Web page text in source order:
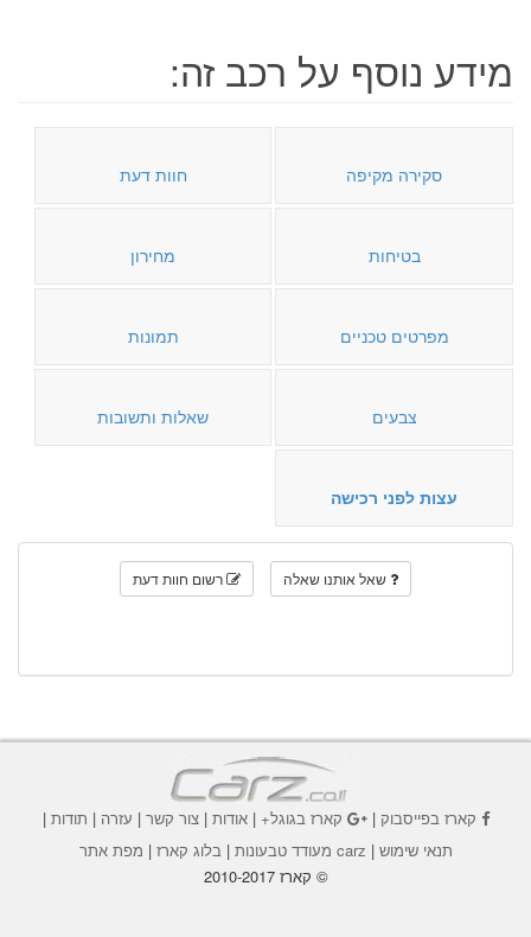
מידע נוסף על רכב זה:
סקירה מקיפה חוות דעת
בטיחות מחירון
מפרטים טכניים תמונות
צבעים שאלות ותשובות
עצות לפני רכישה
שאל אותנו שאלה רשום חוות דעת
קארז בפייסבוק| קארז בגוגל+|אודות |צור קשר | עזרה | תודות |
תנאי שימוש | carz מעודד טבעונות | בלוג קארז | מפת אתר
© קארז 2010-2017